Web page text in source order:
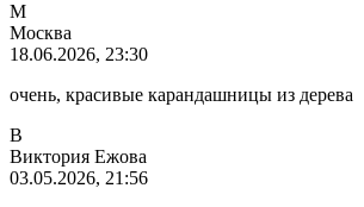
М
Москва
18.06.2026, 23:30
очень, красивые карандашницы из дерева
В
Виктория Ежова
03.05.2026, 21:56